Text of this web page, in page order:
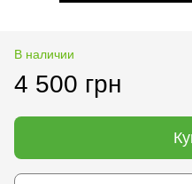
В наличии
4 500 грн